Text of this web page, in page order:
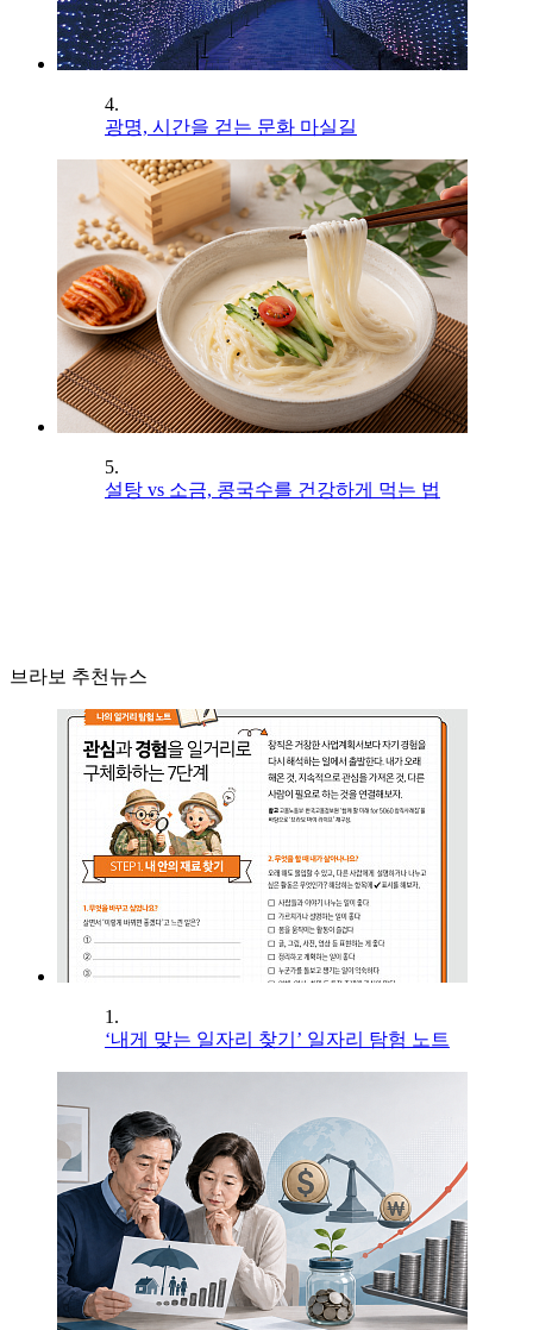
4.
광명, 시간을 걷는 문화 마실길
5.
설탕 vs 소금, 콩국수를 건강하게 먹는 법
브라보 추천뉴스
1.
‘내게 맞는 일자리 찾기’ 일자리 탐험 노트